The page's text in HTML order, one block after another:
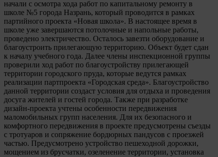
начали с осмотра хода работ по капитальному ремонту в
школе №5 города Назрань, который проводится в рамках
партийного проекта «Новая школа». В настоящее время в
школе уже завершаются потолочные и напольные работы,
проведено электричество. Осталось завезти оборудование и
благоустроить прилегающую территорию. Объект будет сдан
к началу учебного года. Далее члены инспекционной группы
проверили ход работ по благоустройству прилегающей
территории городского пруда, которые ведутся рамках
реализации партпроекта «Городская среда». Благоустройство
данной территории создаст условия для отдыха и проведения
досуга жителей и гостей города. Также при разработке
дизайн-проекта учтены особенности передвижения
маломобильных групп населения. Для их безопасного и
комфортного передвижения в проекте предусмотрены съезды
с тротуаров и сопряжение бордюрных пандусов с проезжей
частью. Предусмотрено устройство пешеходной дорожки,
мощением из брусчатки, озеленение территории, установка